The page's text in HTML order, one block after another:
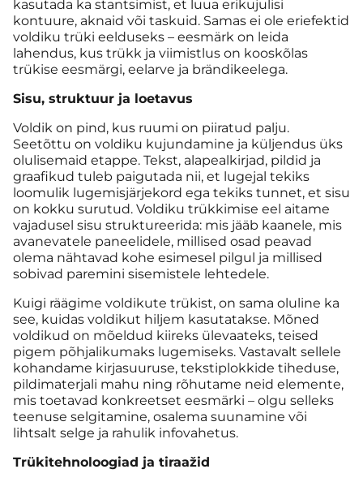
kasutada ka stantsimist, et luua erikujulisi
kontuure, aknaid või taskuid. Samas ei ole eriefektid
voldiku trüki eelduseks – eesmärk on leida
lahendus, kus trükk ja viimistlus on kooskõlas
trükise eesmärgi, eelarve ja brändikeelega.
Sisu, struktuur ja loetavus
Voldik on pind, kus ruumi on piiratud palju.
Seetõttu on voldiku kujundamine ja küljendus üks
olulisemaid etappe. Tekst, alapealkirjad, pildid ja
graafikud tuleb paigutada nii, et lugejal tekiks
loomulik lugemisjärjekord ega tekiks tunnet, et sisu
on kokku surutud. Voldiku trükkimise eel aitame
vajadusel sisu struktureerida: mis jääb kaanele, mis
avanevatele paneelidele, millised osad peavad
olema nähtavad kohe esimesel pilgul ja millised
sobivad paremini sisemistele lehtedele.
Kuigi räägime voldikute trükist, on sama oluline ka
see, kuidas voldikut hiljem kasutatakse. Mõned
voldikud on mõeldud kiireks ülevaateks, teised
pigem põhjalikumaks lugemiseks. Vastavalt sellele
kohandame kirjasuuruse, tekstiplokkide tiheduse,
pildimaterjali mahu ning rõhutame neid elemente,
mis toetavad konkreetset eesmärki – olgu selleks
teenuse selgitamine, osalema suunamine või
lihtsalt selge ja rahulik infovahetus.
Trükitehnoloogiad ja tiraažid